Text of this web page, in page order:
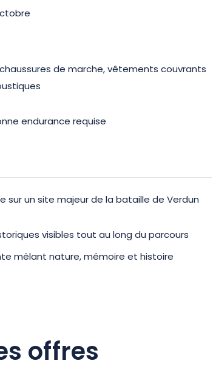
chaussures de marche, vêtements couvrants
endurance requise
sur un site majeur de la bataille de Verdun
visibles tout au long du parcours
mêlant nature, mémoire et histoire
offres